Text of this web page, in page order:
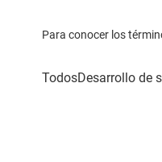
Para conocer los